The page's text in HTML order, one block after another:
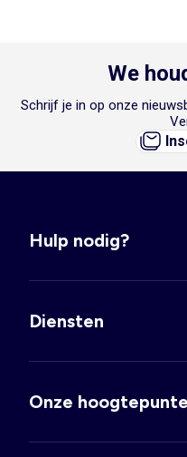
We
Schrijf je in op onze
Hulp nodig?
Diensten
Onze